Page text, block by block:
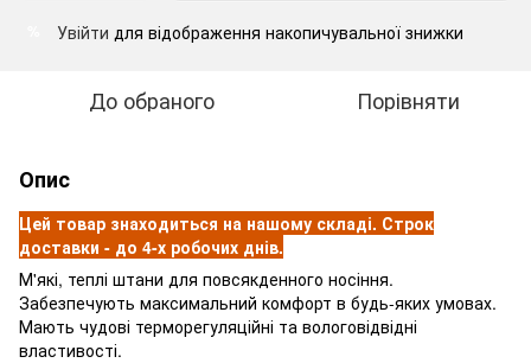
Увійти для відображення накопичувальної знижки
До обраного Порівняти
Опис
Цей товар знаходиться на нашому складі. Строк
доставки - до 4-х робочих днів.
М'які, теплі штани для повсякденного носіння.
Забезпечують максимальний комфорт в будь-яких умовах.
Мають чудові терморегуляційні та вологовідвідні
властивості.